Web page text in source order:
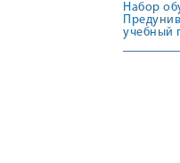
Набор
учебный